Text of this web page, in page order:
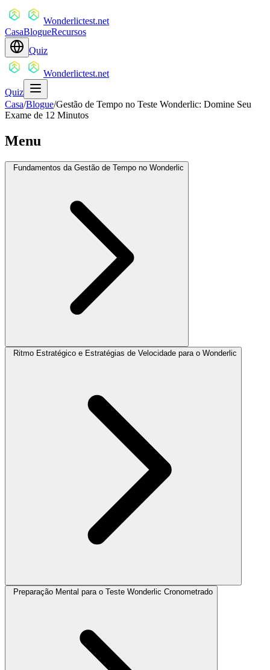
Wonderlictest.net
CasaBlogueRecursos
Quiz
Wonderlictest.net
Quiz
Casa/Blogue/Gestão de Tempo no Teste Wonderlic: Domine Seu
Exame de 12 Minutos
Menu
Fundamentos da Gestão de Tempo no Wonderlic
Ritmo Estratégico e Estratégias de Velocidade para o Wonderlic
Preparação Mental para o Teste Wonderlic Cronometrado